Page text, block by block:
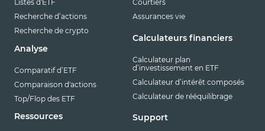
Listes d'ETF
Recherche d’actions
Recherche de crypto
Analyse
Comparatif d’ETF
Comparaison d'actions
Top/Flop des ETF
Ressources
Courtiers
Assurances vie
Calculateurs financiers
Calculateur plan
d’investissement en ETF
Calculateur d’intérêt composés
Calculateur de rééquilibrage
Support